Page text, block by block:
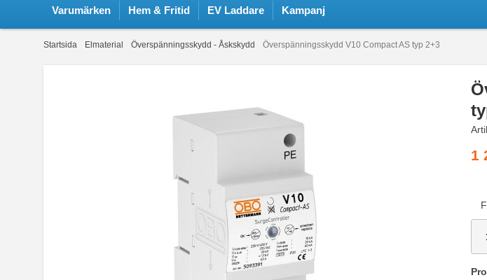
Varumärken Hem & Fritid EV Laddare Kampanj
Startsida Elmaterial Överspänningsskydd - Åskskydd Överspänningsskydd V10 Compact AS typ 2+3
1